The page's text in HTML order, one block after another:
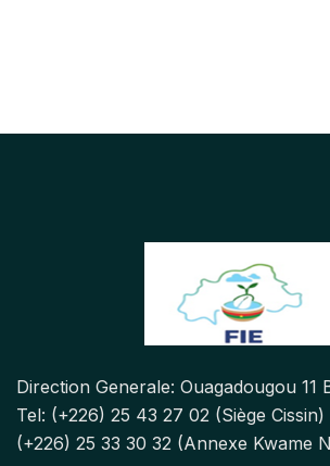
Direction Generale: Ouagadougou 11
Tel: (+226) 25 43 27 02 (Siège Cissin)
(+226) 25 33 30 32 (Annexe Kwame